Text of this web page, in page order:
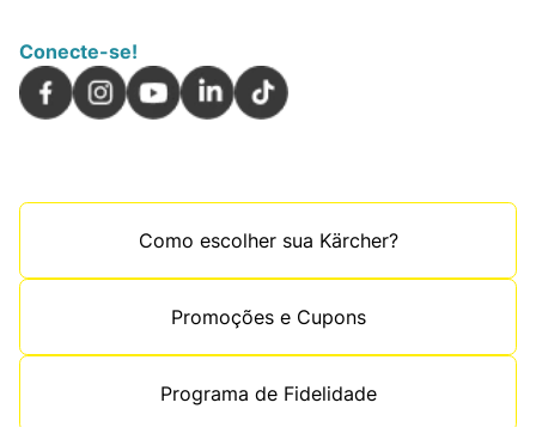
Conecte-se!
Como escolher sua Kärcher?
Promoções e Cupons
Programa de Fidelidade